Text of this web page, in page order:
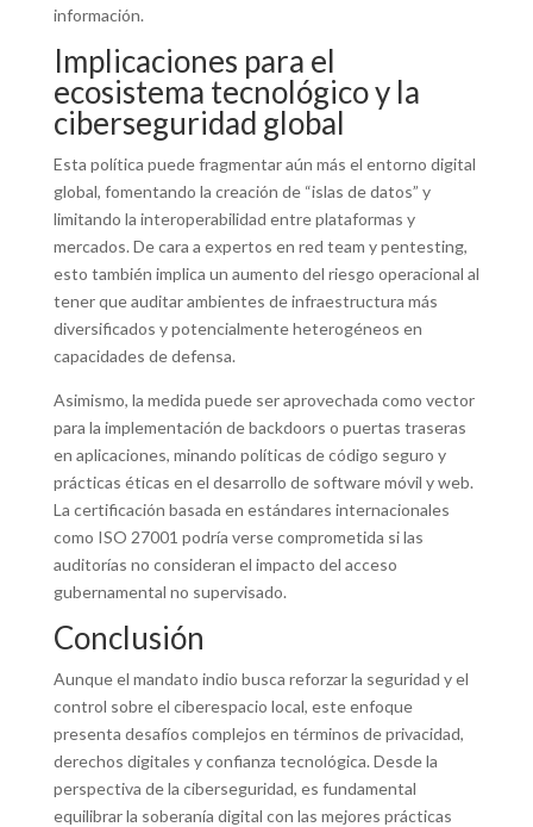
información.
Implicaciones para el
ecosistema tecnológico y la
ciberseguridad global
Esta política puede fragmentar aún más el entorno digital
global, fomentando la creación de “islas de datos” y
limitando la interoperabilidad entre plataformas y
mercados. De cara a expertos en red team y pentesting,
esto también implica un aumento del riesgo operacional al
tener que auditar ambientes de infraestructura más
diversificados y potencialmente heterogéneos en
capacidades de defensa.
Asimismo, la medida puede ser aprovechada como vector
para la implementación de backdoors o puertas traseras
en aplicaciones, minando políticas de código seguro y
prácticas éticas en el desarrollo de software móvil y web.
La certificación basada en estándares internacionales
como ISO 27001 podría verse comprometida si las
auditorías no consideran el impacto del acceso
gubernamental no supervisado.
Conclusión
Aunque el mandato indio busca reforzar la seguridad y el
control sobre el ciberespacio local, este enfoque
presenta desafíos complejos en términos de privacidad,
derechos digitales y confianza tecnológica. Desde la
perspectiva de la ciberseguridad, es fundamental
equilibrar la soberanía digital con las mejores prácticas